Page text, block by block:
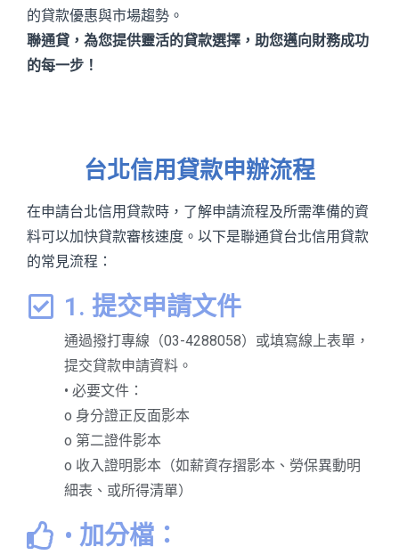
的貸款優惠與市場趨勢。
聯通貸，為您提供靈活的貸款選擇，助您邁向財務成功
的每一步！
台北信用貸款申辦流程
在申請台北信用貸款時，了解申請流程及所需準備的資
料可以加快貸款審核速度。以下是聯通貸台北信用貸款
的常見流程：
1. 提交申請文件
通過撥打專線（03-4288058）或填寫線上表單，
提交貸款申請資料。
• 必要文件：
o 身分證正反面影本
o 第二證件影本
o 收入證明影本（如薪資存摺影本、勞保異動明
細表、或所得清單）
• 加分檔：